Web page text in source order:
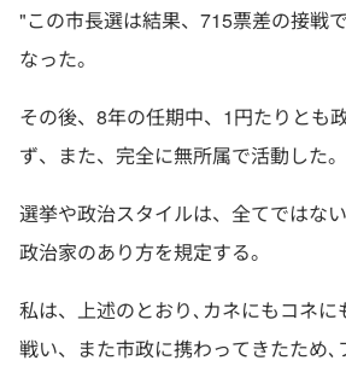
"この市長選は結果、715票差の接戦
なった。
その後、8年の任期中、1円たりとも
ず、また、完全に無所属で活動した。
選挙や政治スタイルは、全てではな
政治家のあり方を規定する。
私は、上述のとおり､カネにもコネに
戦い、また市政に携わってきたため､